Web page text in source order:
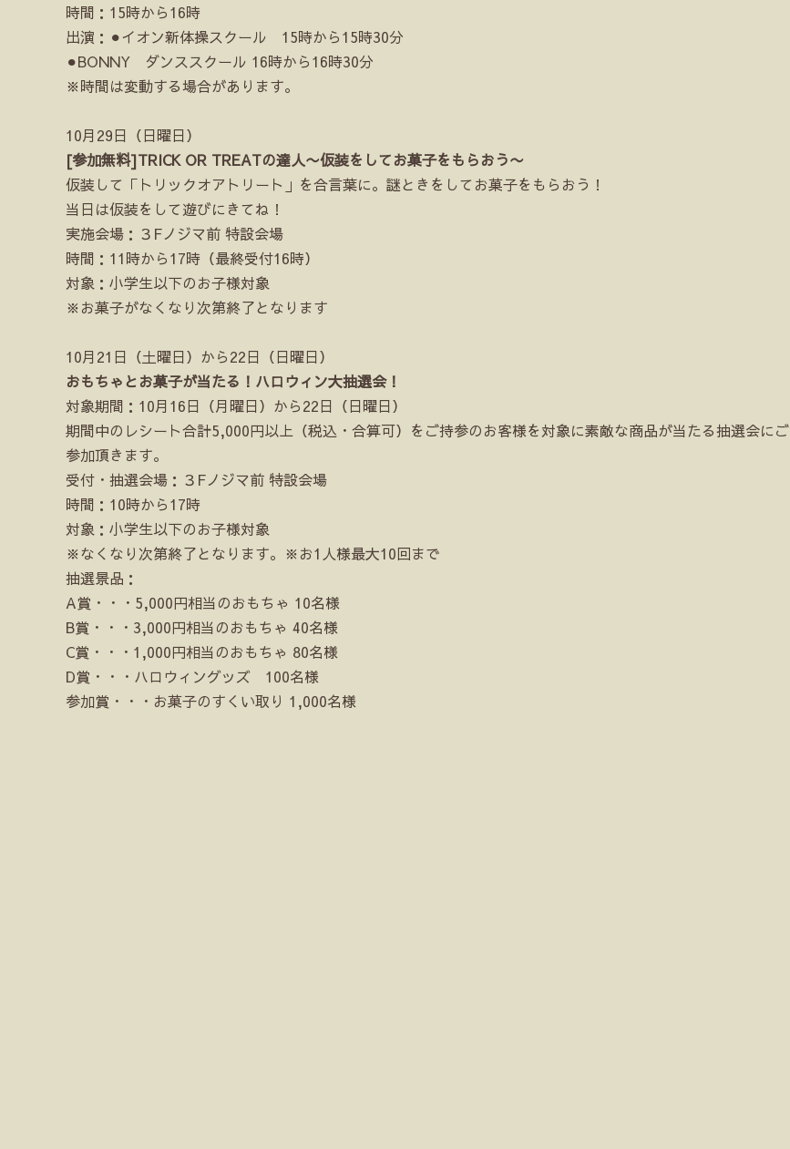
時間：15時から16時
出演：⚫︎イオン新体操スクール 15時から15時30分
⚫︎BONNY ダンススクール 16時から16時30分
※時間は変動する場合があります。
10月29日（日曜日）
[参加無料]TRICK OR TREATの達人〜仮装をしてお菓子をもらおう〜
仮装して「トリックオアトリート」を合言葉に。謎ときをしてお菓子をもらおう！
当日は仮装をして遊びにきてね！
実施会場：３Fノジマ前 特設会場
時間：11時から17時（最終受付16時）
対象：小学生以下のお子様対象
※お菓子がなくなり次第終了となります
10月21日（土曜日）から22日（日曜日）
おもちゃとお菓子が当たる！ハロウィン大抽選会！
対象期間：10月16日（月曜日）から22日（日曜日）
期間中のレシート合計5,000円以上（税込・合算可）をご持参のお客様を対象に素敵な商品が当たる抽選会にご
参加頂きます。
受付・抽選会場：３Fノジマ前 特設会場
時間：10時から17時
対象：小学生以下のお子様対象
※なくなり次第終了となります。※お1人様最大10回まで
抽選景品：
A賞・・・5,000円相当のおもちゃ 10名様
B賞・・・3,000円相当のおもちゃ 40名様
C賞・・・1,000円相当のおもちゃ 80名様
D賞・・・ハロウィングッズ 100名様
参加賞・・・お菓子のすくい取り 1,000名様